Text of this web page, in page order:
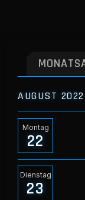
AUGUST 2022
Montag
22
Dienstag
23